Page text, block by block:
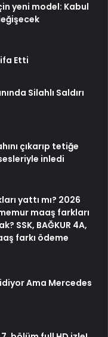
yeni model: Kabul
Etti
Silahlı Saldırı
çıkarıp tetiğe
inledi
yattı mı? 2026
maaş farkları
SSK, BAĞKUR 4A,
farkı ödeme
Ama Mercedes